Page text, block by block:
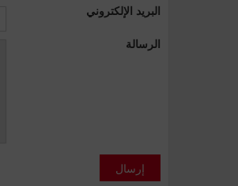
البريد الإلكتروني
الرسالة
إرسال